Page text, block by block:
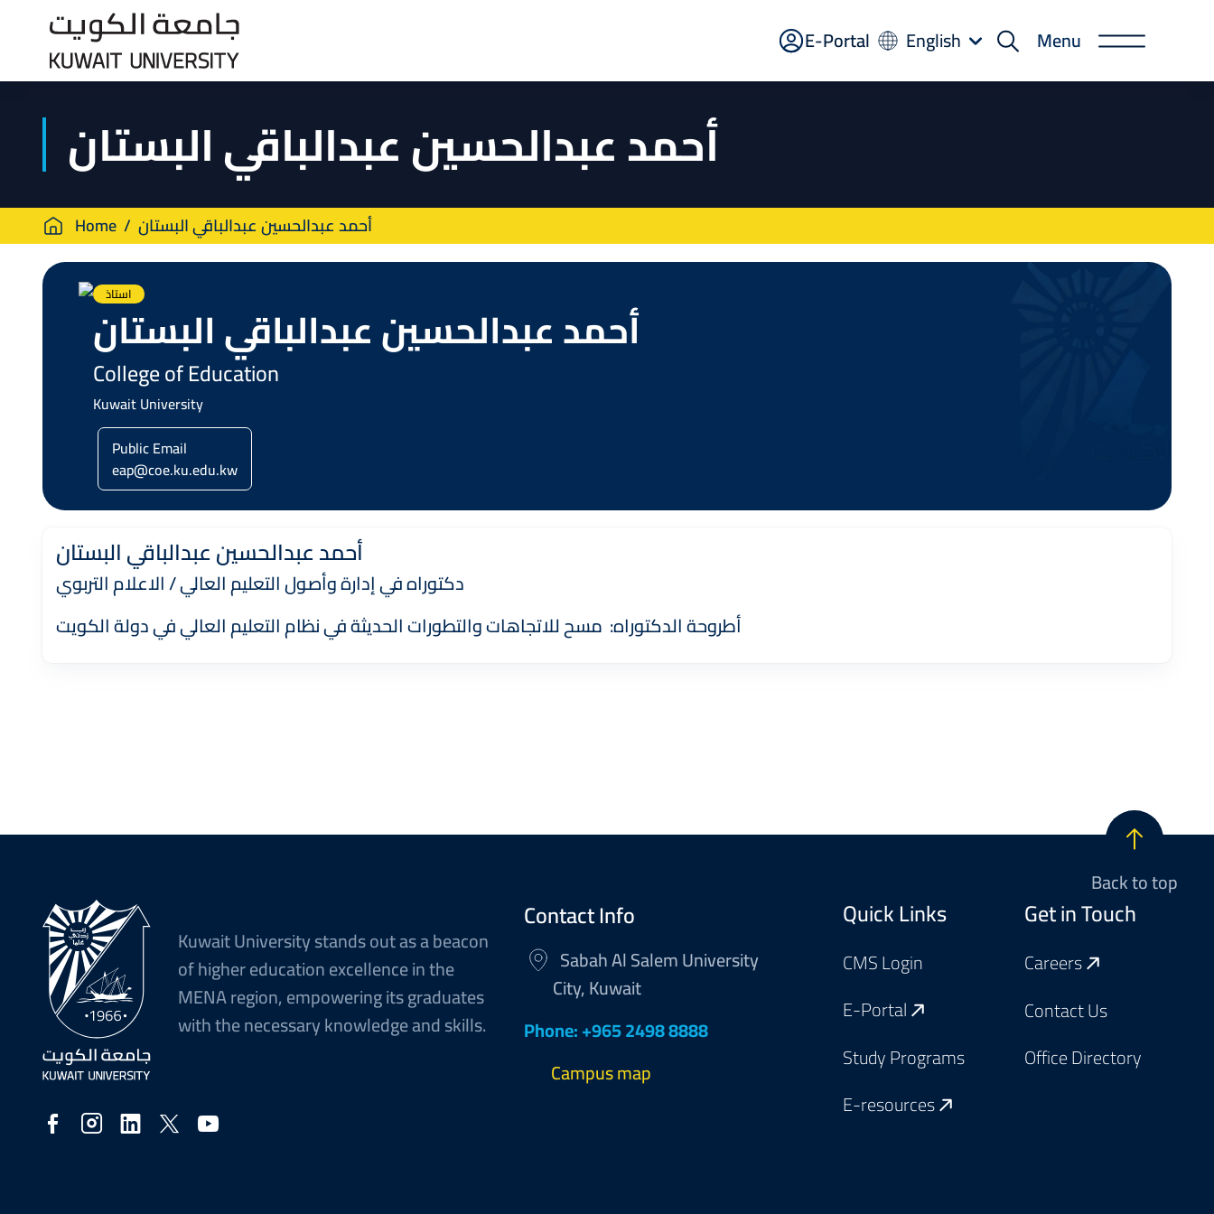
E-
Portal
E-Portal English Menu
أحمد عبدالحسين عبدالباقي البستان
Breadcrumb
Home أحمد عبدالحسين عبدالباقي البستان
استاذ
أحمد عبدالحسين عبدالباقي البستان
College of Education
Kuwait University
Public Email
eap@coe.ku.edu.kw
أحمد عبدالحسين عبدالباقي البستان
دكتوراه في إدارة وأصول التعليم العالي / الاعلام التربوي
أطروحة الدكتوراه: مسح للاتجاهات والتطورات الحديثة في نظام التعليم العالي في دولة الكويت
Back to top
Kuwait University stands out as a beacon
of higher education excellence in the
MENA region, empowering its graduates
with the necessary knowledge and skills.
Social
Contact Info
Sabah Al Salem University
City, Kuwait
Phone: +965 2498 8888
Campus map
Footer
Quick Links
CMS Login
E-Portal
Study Programs
E-resources
Get in Touch
Careers
Contact Us
Office Directory